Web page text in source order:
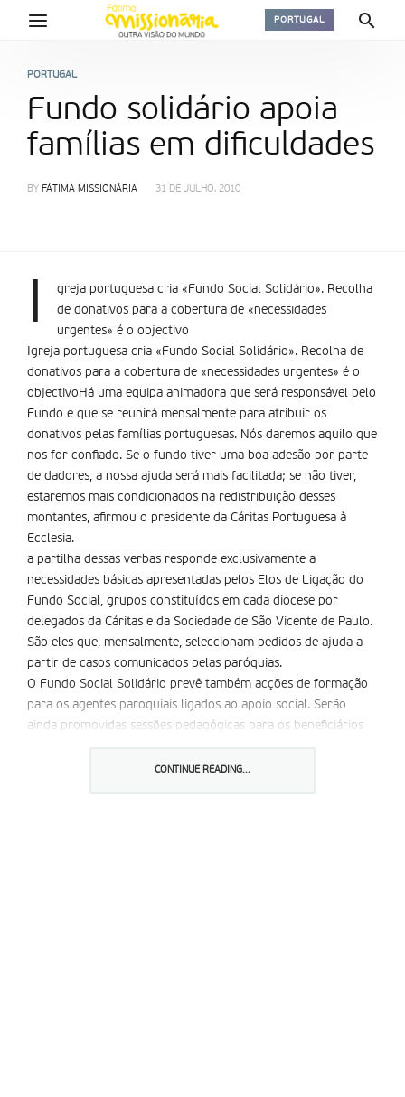
PORTUGAL
PORTUGAL
Fundo solidário apoia
famílias em dificuldades
BY FÁTIMA MISSIONÁRIA 31 DE JULHO, 2010
I
greja portuguesa cria «Fundo Social Solidário». Recolha
de donativos para a cobertura de «necessidades
urgentes» é o objectivo
Igreja portuguesa cria «Fundo Social Solidário». Recolha de
donativos para a cobertura de «necessidades urgentes» é o
objectivoHá uma equipa animadora que será responsável pelo
Fundo e que se reunirá mensalmente para atribuir os
donativos pelas famílias portuguesas. Nós daremos aquilo que
nos for confiado. Se o fundo tiver uma boa adesão por parte
de dadores, a nossa ajuda será mais facilitada; se não tiver,
estaremos mais condicionados na redistribuição desses
montantes, afirmou o presidente da Cáritas Portuguesa à
Ecclesia.
a partilha dessas verbas responde exclusivamente a
necessidades básicas apresentadas pelos Elos de Ligação do
Fundo Social, grupos constituídos em cada diocese por
delegados da Cáritas e da Sociedade de São Vicente de Paulo.
São eles que, mensalmente, seleccionam pedidos de ajuda a
partir de casos comunicados pelas paróquias.
O Fundo Social Solidário prevê também acções de formação
para os agentes paroquiais ligados ao apoio social. Serão
ainda promovidas sessões pedagógicas para os beneficiários
com o número 109 004 01 50 e NIB 0033 0000 0109 0040
CONTINUE READING...